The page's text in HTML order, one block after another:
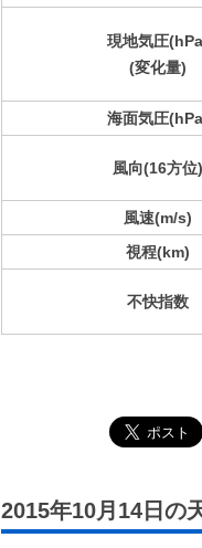
現地気圧
(変化量)
海面気圧
風向(16方位)
風速(m/s)
視程(km)
不快指数
2015年10月14日の